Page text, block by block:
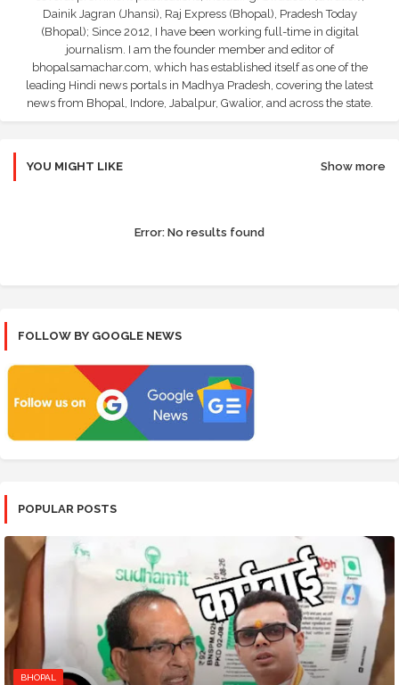
Dainik Jagran (Jhansi), Raj Express (Bhopal), Pradesh Today
(Bhopal); Since 2012, I have been working full-time in digital
journalism. I am the founder member and editor of
bhopalsamachar.com, which has established itself as one of the
leading Hindi news portals in Madhya Pradesh, covering the latest
news from Bhopal, Indore, Jabalpur, Gwalior, and across the state.
YOU MIGHT LIKE Show more
Error: No results found
FOLLOW BY GOOGLE NEWS
POPULAR POSTS
BHOPAL